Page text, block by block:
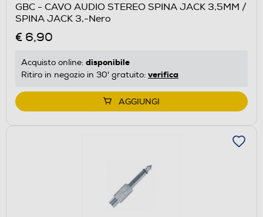
GBC - CAVO AUDIO STEREO SPINA JACK 3,5MM /
SPINA JACK 3,-Nero
€ 6,90
Acquisto online: disponibile
Ritiro in negozio in 30' gratuito: verifica
AGGIUNGI